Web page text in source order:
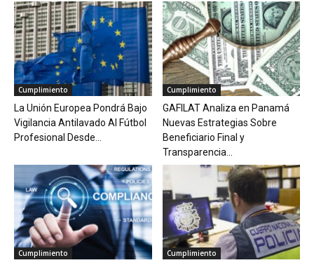
Cumplimiento
La Unión Europea Pondrá Bajo
Vigilancia Antilavado Al Fútbol
Profesional Desde...
Cumplimiento
GAFILAT Analiza en Panamá
Nuevas Estrategias Sobre
Beneficiario Final y
Transparencia...
Cumplimiento Cumplimiento